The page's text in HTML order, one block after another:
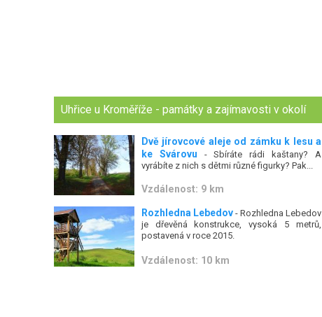
Uhřice u Kroměříže - památky a zajímavosti v okolí
Dvě jírovcové aleje od zámku k lesu a
ke Svárovu - Sbíráte rádi kaštany? A
vyrábíte z nich s dětmi různé figurky? Pak...
Vzdálenost: 9 km
Rozhledna Lebedov- Rozhledna Lebedov
je dřevěná konstrukce, vysoká 5 metrů,
postavená v roce 2015.
Vzdálenost: 10 km